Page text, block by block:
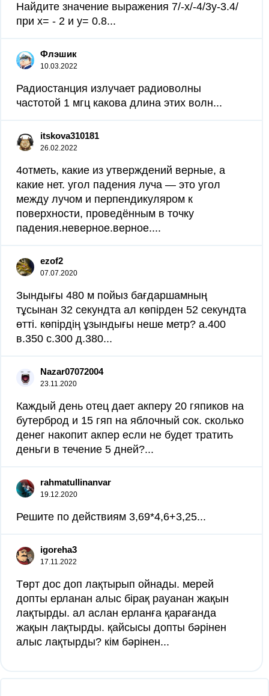
Найдите значение выражения 7/-х/-4/3у-3.4/
при х= - 2 и у= 0.8​...
Флэшик
10.03.2022
Радиостанция излучает радиоволны
частотой 1 мгц какова длина этих волн...
itskova310181
26.02.2022
4отметь, какие из утверждений верные, а
какие нет. угол падения луча — это угол
между лучом и перпендикуляром к
поверхности, проведённым в точку
падения.неверное.верное....
ezof2
07.07.2020
Зындығы 480 м пойыз бағдаршамның
тұсынан 32 секундта ал көпірден 52 секундта
өтті. көпірдің ұзындығы неше метр? а.400
в.350 с.300 д.380...
Nazar07072004
23.11.2020
Каждый день отец дает акперу 20 гяпиков на
бутерброд и 15 гяп на яблочный сок. сколько
денег накопит акпер если не будет тратить
деньги в течение 5 дней?...
rahmatullinanvar
19.12.2020
Решите по действиям 3,69*4,6+3,25...
igoreha3
17.11.2022
Төрт дос доп лақтырып ойнады. мерей
допты ерланан алыс бірақ рауанан жақын
лақтырды. ал аслан ерланға қарағанда
жақын лақтырды. қайсысы допты бəрінен
алыс лақтырды? кім бəрінен...